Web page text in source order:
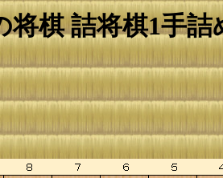
将棋 詰将棋1手詰